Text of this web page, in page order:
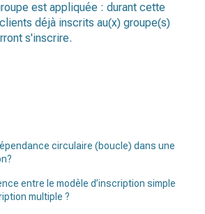
est appliquée : durant cette
déjà inscrits au(x) groupe(s)
s'inscrire.
circulaire (boucle) dans une
entre le modèle d’inscription simple
multiple ?